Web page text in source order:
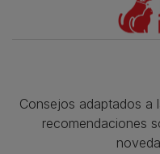
Consejos adaptados a
recomendaciones